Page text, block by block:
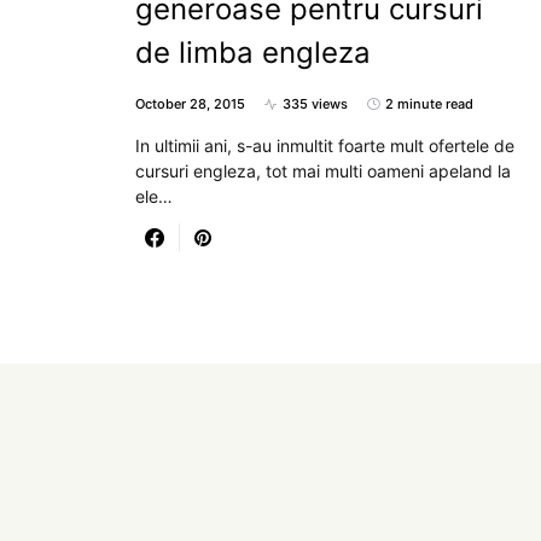
generoase pentru cursuri
de limba engleza
October 28, 2015 335 views 2 minute read
In ultimii ani, s-au inmultit foarte mult ofertele de
cursuri engleza, tot mai multi oameni apeland la
ele…